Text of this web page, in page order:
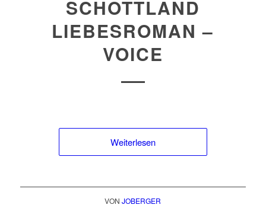
SCHOTTLAND
LIEBESROMAN –
VOICE
Weiterlesen
VONJOBERGER